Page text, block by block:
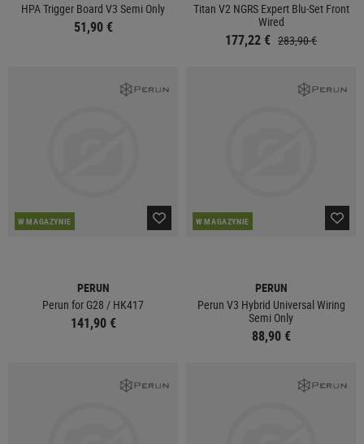
HPA Trigger Board V3 Semi Only
51,90 €
Titan V2 NGRS Expert Blu-Set Front
Wired
177,22 € 283,90 €
W MAGAZYNIE
PERUN
Perun for G28 / HK417
141,90 €
W MAGAZYNIE
PERUN
Perun V3 Hybrid Universal Wiring
Semi Only
88,90 €